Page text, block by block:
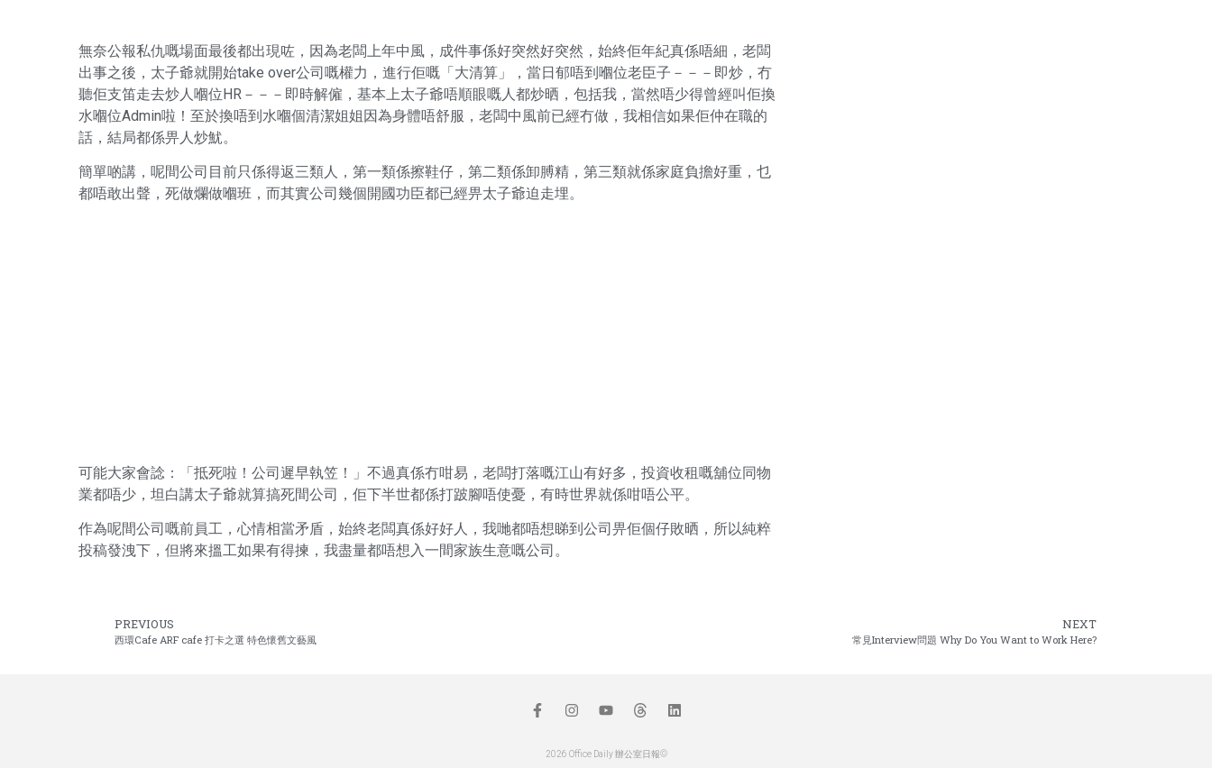
無奈公報私仇嘅場面最後都出現咗，因為老闆上年中風，成件事係好突然好突然，始終佢年紀真係唔細，老闆
出事之後，太子爺就開始take over公司嘅權力，進行佢嘅「大清算」，當日郁唔到嗰位老臣子－－－即炒，冇
聽佢支笛走去炒人嗰位HR－－－即時解僱，基本上太子爺唔順眼嘅人都炒晒，包括我，當然唔少得曾經叫佢換
水嗰位Admin啦！至於換唔到水嗰個清潔姐姐因為身體唔舒服，老闆中風前已經冇做，我相信如果佢仲在職的
話，結局都係畀人炒魷。
簡單啲講，呢間公司目前只係得返三類人，第一類係擦鞋仔，第二類係卸膊精，第三類就係家庭負擔好重，乜
都唔敢出聲，死做爛做嗰班，而其實公司幾個開國功臣都已經畀太子爺迫走埋。
可能大家會諗：「抵死啦！公司遲早執笠！」不過真係冇咁易，老闆打落嘅江山有好多，投資收租嘅舖位同物
業都唔少，坦白講太子爺就算搞死間公司，佢下半世都係打跛腳唔使憂，有時世界就係咁唔公平。
作為呢間公司嘅前員工，心情相當矛盾，始終老闆真係好好人，我哋都唔想睇到公司畀佢個仔敗晒，所以純粹
投稿發洩下，但將來搵工如果有得揀，我盡量都唔想入一間家族生意嘅公司。
PREVIOUS
西環Cafe ARF cafe 打卡之選 特色懷舊文藝風
NEXT
常見Interview問題 Why Do You Want to Work Here?
2026 Office Daily 辦公室日報©